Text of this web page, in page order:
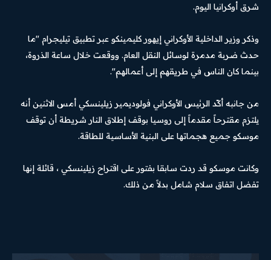
شرق أوكرانيا اليوم.
وذكر وزير الداخلية الأوكراني إيهور كليمينكو عبر تطبيق تيليجرام "ما
حدث ضربة مدمرة لوسائل النقل العام. ووقعت خلال ساعة الذروة،
بينما كان الناس في طريقهم إلى أعمالهم".
من جانبه أكّد الرئيس الأوكراني فولوديمير زيلينسكي أمس الاثنين أنه
يلتزم مقترحاً مقدماً إلى روسيا بوقف إطلاق النار ​شريطة أن توقف
موسكو جميع هجماتها على البنية الأساسية للطاقة.
وكانت موسكو قد ردت سابقا بفتور على اقتراح زيلينسكي ، ‌قائلة إنها
تفضل اتفاق سلام شامل بدلاً من ذلك.